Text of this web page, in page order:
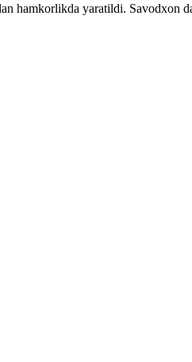
hamkorlikda yaratildi. Savodxon